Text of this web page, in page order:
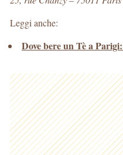
Leggi anche:
Dove bere un Tè a